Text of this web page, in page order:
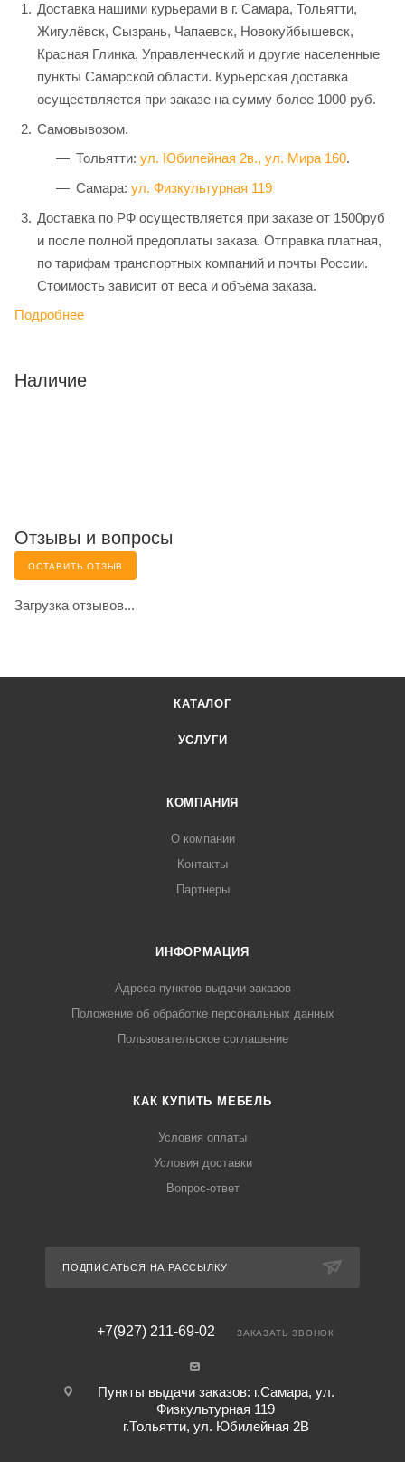
Доставка нашими курьерами в г. Самара, Тольятти,
Жигулёвск, Сызрань, Чапаевск, Новокуйбышевск,
Красная Глинка, Управленческий и другие населенные
пункты Самарской области. Курьерская доставка
осуществляется при заказе на сумму более 1000 руб.
Самовывозом.
Тольятти: ул. Юбилейная 2в., ул. Мира 160.
Самара: ул. Физкультурная 119
Доставка по РФ осуществляется при заказе от 1500руб
и после полной предоплаты заказа. Отправка платная,
по тарифам транспортных компаний и почты России.
Стоимость зависит от веса и объёма заказа.
Подробнее
Наличие
Отзывы и вопросы
ОСТАВИТЬ ОТЗЫВ
Загрузка отзывов...
КАТАЛОГ
УСЛУГИ
КОМПАНИЯ
О компании
Контакты
Партнеры
ИНФОРМАЦИЯ
Адреса пунктов выдачи заказов
Положение об обработке персональных данных
Пользовательское соглашение
КАК КУПИТЬ МЕБЕЛЬ
Условия оплаты
Условия доставки
Вопрос-ответ
ПОДПИСАТЬСЯ НА РАССЫЛКУ
+7(927) 211-69-02 ЗАКАЗАТЬ ЗВОНОК
Пункты выдачи заказов: г.Самара, ул.
Физкультурная 119
г.Тольятти, ул. Юбилейная 2В